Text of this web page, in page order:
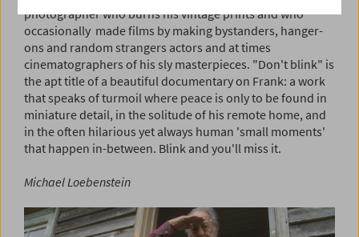
photographer who burns his vintage prints and who
occasionally made films by making bystanders, hanger-
ons and random strangers actors and at times
cinematographers of his sly masterpieces. "Don't blink" is
the apt title of a beautiful documentary on Frank: a work
that speaks of turmoil where peace is only to be found in
miniature detail, in the solitude of his remote home, and
in the often hilarious yet always human 'small moments'
that happen in-between. Blink and you'll miss it.
Michael Loebenstein